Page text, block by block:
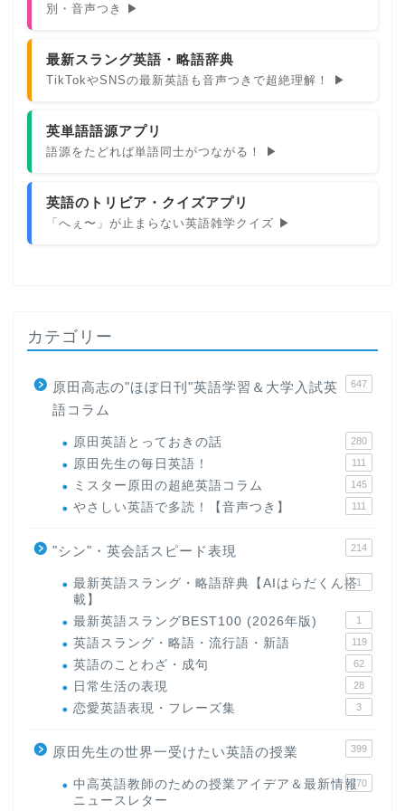
別・音声つき ▶
最新スラング英語・略語辞典
TikTokやSNSの最新英語も音声つきで超絶理解！ ▶
英単語語源アプリ
語源をたどれば単語同士がつながる！ ▶
英語のトリビア・クイズアプリ
「へぇ〜」が止まらない英語雑学クイズ ▶
カテゴリー
原田高志の"ほぼ日刊"英語学習＆大学入試英
語コラム
647
原田英語とっておきの話 280
原田先生の毎日英語！ 111
ミスター原田の超絶英語コラム 145
やさしい英語で多読！【音声つき】 111
"シン"・英会話スピード表現 214
最新英語スラング・略語辞典【AIはらだくん搭
載】
1
最新英語スラングBEST100 (2026年版) 1
英語スラング・略語・流行語・新語 119
英語のことわざ・成句 62
日常生活の表現 28
恋愛英語表現・フレーズ集 3
原田先生の世界一受けたい英語の授業 399
中高英語教師のための授業アイデア＆最新情報
ニュースレター
170